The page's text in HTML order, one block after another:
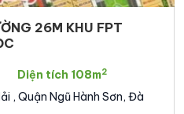
26M KHU FPT
Diện tích 108m2
, Quận Ngũ Hành Sơn, Đà